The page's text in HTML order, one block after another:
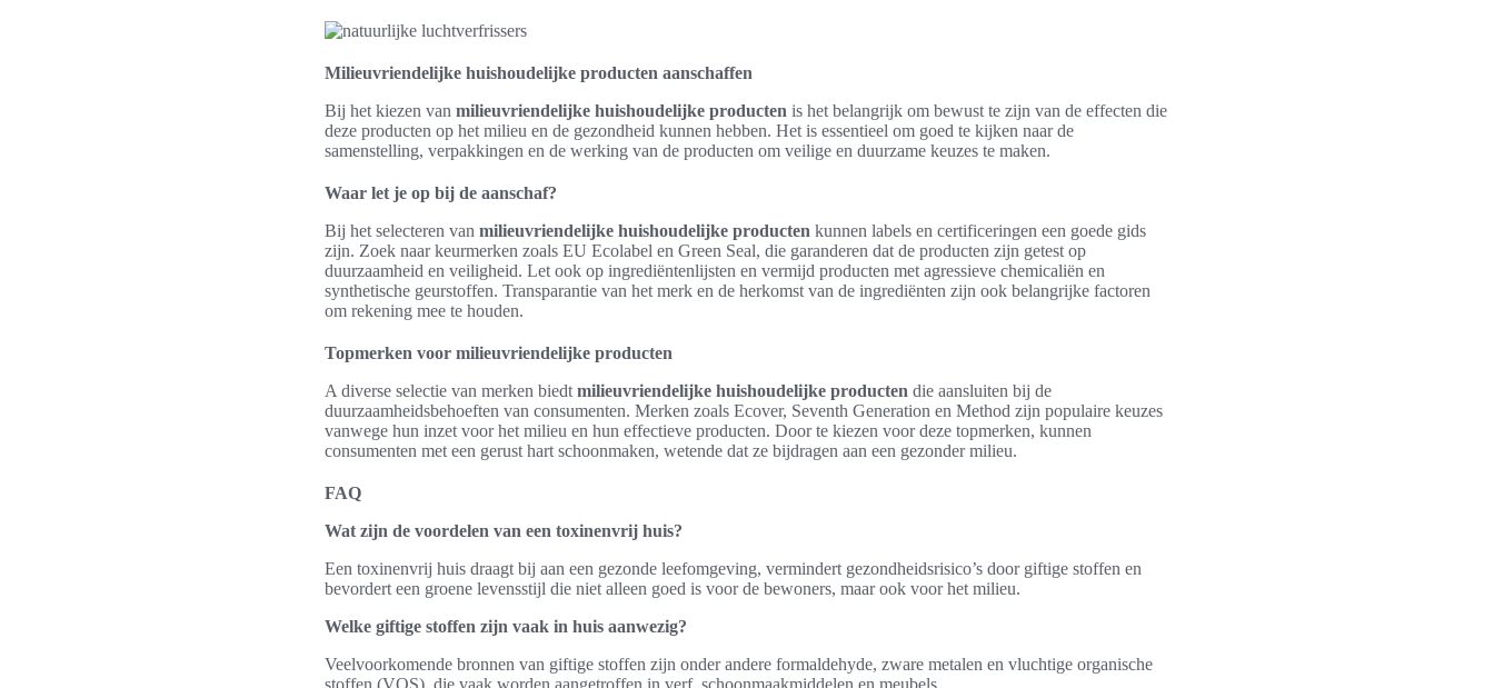
Milieuvriendelijke huishoudelijke producten aanschaffen
Bij het kiezen van milieuvriendelijke huishoudelijke producten is het belangrijk om bewust te zijn van de effecten die
deze producten op het milieu en de gezondheid kunnen hebben. Het is essentieel om goed te kijken naar de
samenstelling, verpakkingen en de werking van de producten om veilige en duurzame keuzes te maken.
Waar let je op bij de aanschaf?
Bij het selecteren van milieuvriendelijke huishoudelijke producten kunnen labels en certificeringen een goede gids
zijn. Zoek naar keurmerken zoals EU Ecolabel en Green Seal, die garanderen dat de producten zijn getest op
duurzaamheid en veiligheid. Let ook op ingrediëntenlijsten en vermijd producten met agressieve chemicaliën en
synthetische geurstoffen. Transparantie van het merk en de herkomst van de ingrediënten zijn ook belangrijke factoren
om rekening mee te houden.
Topmerken voor milieuvriendelijke producten
A diverse selectie van merken biedtmilieuvriendelijke huishoudelijke producten die aansluiten bij de
duurzaamheidsbehoeften van consumenten. Merken zoals Ecover, Seventh Generation en Method zijn populaire keuzes
vanwege hun inzet voor het milieu en hun effectieve producten. Door te kiezen voor deze topmerken, kunnen
consumenten met een gerust hart schoonmaken, wetende dat ze bijdragen aan een gezonder milieu.
FAQ
Wat zijn de voordelen van een toxinenvrij huis?
Een toxinenvrij huis draagt bij aan een gezonde leefomgeving, vermindert gezondheidsrisico’s door giftige stoffen en
bevordert een groene levensstijl die niet alleen goed is voor de bewoners, maar ook voor het milieu.
Welke giftige stoffen zijn vaak in huis aanwezig?
Veelvoorkomende bronnen van giftige stoffen zijn onder andere formaldehyde, zware metalen en vluchtige organische